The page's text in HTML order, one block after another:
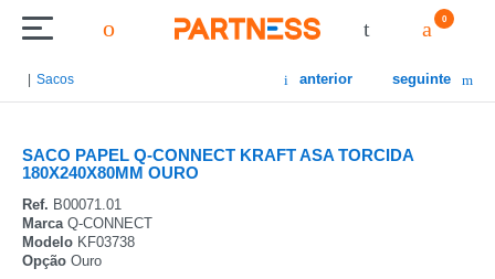
0
Sacos anterior seguinte
SACO PAPEL Q-CONNECT KRAFT ASA TORCIDA
180X240X80MM OURO
Ref. B00071.01
MarcaQ-CONNECT
Modelo KF03738
Opção Ouro